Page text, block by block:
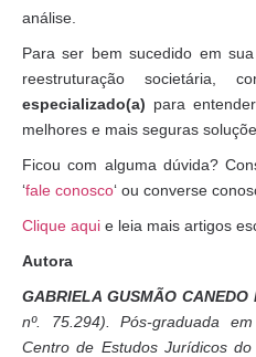
análise.
Para ser bem sucedido em
reestruturação societária,
especializado(a) para
melhores e mais seguras
Ficou com alguma dúvida?
‘fale conosco‘ ou converse
Clique aqui e leia mais artigos
Autora
GABRIELA GUSMÃO CANEDO
nº. 75.294). Pós-graduada
Centro de Estudos Jurídicos